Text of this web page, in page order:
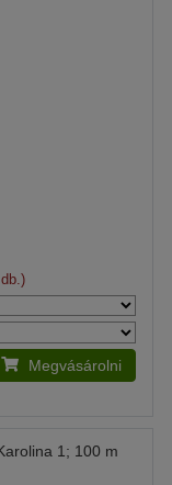
Megvásárolni
1; 100 m